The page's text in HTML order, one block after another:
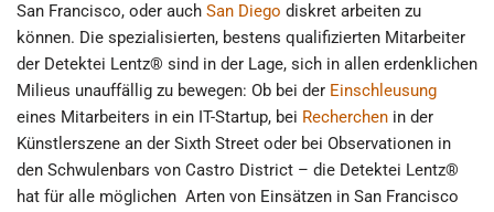
San Francisco, oder auch San Diego diskret arbeiten zu
können. Die spezialisierten, bestens qualifizierten Mitarbeiter
der Detektei Lentz® sind in der Lage, sich in allen erdenklichen
Milieus unauffällig zu bewegen: Ob bei der Einschleusung
eines Mitarbeiters in ein IT-Startup, bei Recherchen in der
Künstlerszene an der Sixth Street oder bei Observationen in
den Schwulenbars von Castro District – die Detektei Lentz®
hat für alle möglichen Arten von Einsätzen in San Francisco